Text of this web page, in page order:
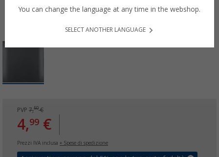
PVP 7,50€
4,99 €
Prezzi IVA inclusa + Spese di spedizione
You can change the language at any time in the webshop.
SELECT ANOTHER LANGUAGE